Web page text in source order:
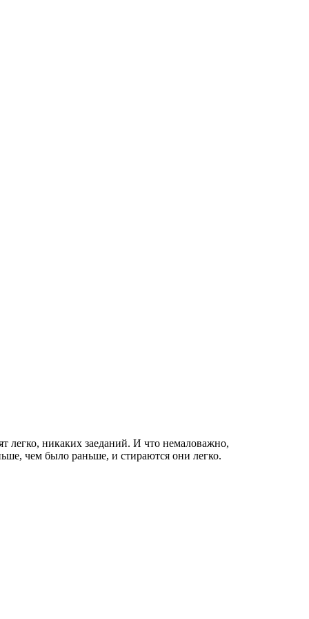
легко, никаких заеданий. И что немаловажно,
чем было раньше, и стираются они легко.